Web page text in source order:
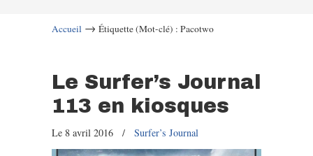
Accueil → Étiquette (Mot-clé) : Pacotwo
Le Surfer’s Journal
113 en kiosques
Le 8 avril 2016 / Surfer’s Journal